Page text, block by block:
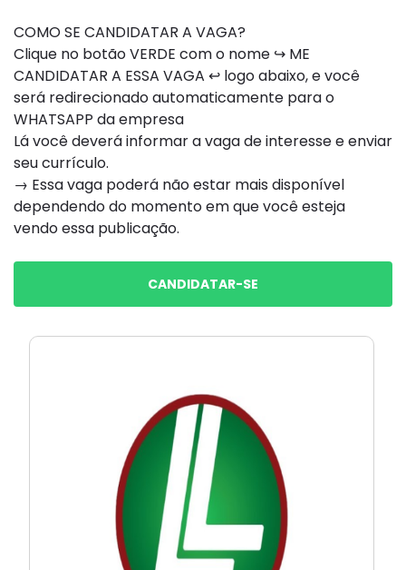
COMO SE CANDIDATAR A VAGA?
Clique no botão VERDE com o nome ↪ ME
CANDIDATAR A ESSA VAGA ↩ logo abaixo, e você
será redirecionado automaticamente para o
WHATSAPP da empresa
Lá você deverá informar a vaga de interesse e enviar
seu currículo.
→ Essa vaga poderá não estar mais disponível
dependendo do momento em que você esteja
vendo essa publicação.
CANDIDATAR-SE